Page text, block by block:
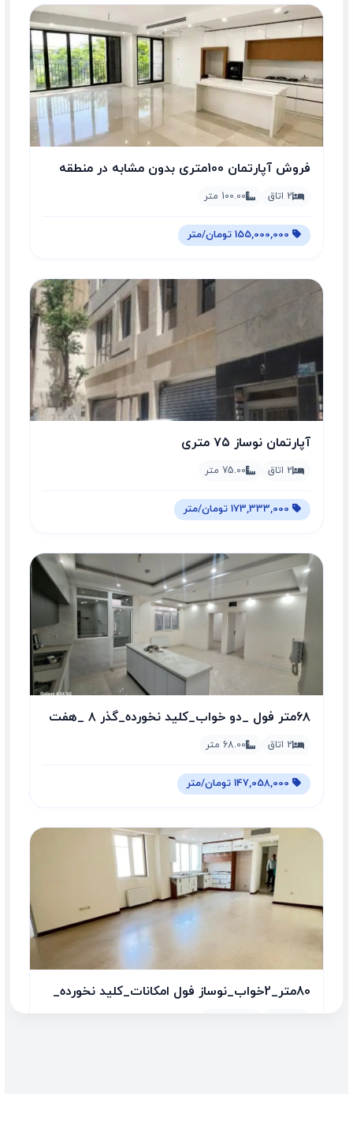
فروش آپارتمان 100متری بدون مشابه در منطقه
2 اتاق 100.00 متر
آپارتمان نوساز ۷۵ متری
2 اتاق 75.00 متر
۶۸متر فول _دو خواب_کلید نخورده_گذر ۸ _هفت
چنار2 اتاق 68.00 متر
80متر_2خواب_نوساز فول امکانات_کلید نخورده_